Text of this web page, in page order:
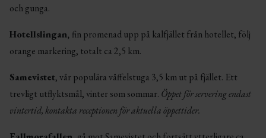
och gunga.
Hotellslingan, fin promenad upp på kalfjället från hotellet, följ
orange markering, totalt ca 2,5 km.
Samevistet, vår populära våffelstuga 3,5 km ut på fjället. Ett
trevligt utflyktsmål, vinter som sommar. Öppet för servering endast
vintertid, kontakta receptionen för aktuella öppettider.